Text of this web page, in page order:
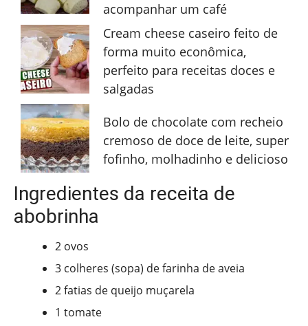
acompanhar um café
Cream cheese caseiro feito de
forma muito econômica,
perfeito para receitas doces e
salgadas
Bolo de chocolate com recheio
cremoso de doce de leite, super
fofinho, molhadinho e delicioso
Ingredientes da receita de
abobrinha
2 ovos
3 colheres (sopa) de farinha de aveia
2 fatias de queijo muçarela
1 tomate